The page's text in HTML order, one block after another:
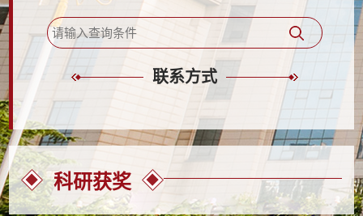
联系方式
科研获奖